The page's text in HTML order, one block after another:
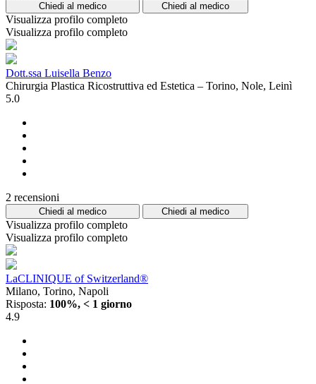
Chiedi al medico Chiedi al medico
Visualizza profilo completo
Visualizza profilo completo
Dott.ssa Luisella Benzo
Chirurgia Plastica Ricostruttiva ed Estetica – Torino, Nole, Leinì
5.0
2 recensioni
Chiedi al medico Chiedi al medico
Visualizza profilo completo
Visualizza profilo completo
LaCLINIQUE of Switzerland®
Milano, Torino, Napoli
Risposta: 100%, < 1 giorno
4.9